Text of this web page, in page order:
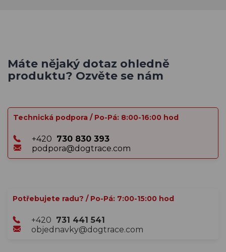
Máte nějaký dotaz ohledně
produktu? Ozvěte se nám
Technická podpora / Po-Pá: 8:00-16:00 hod
+420 730 830 393
podpora@dogtrace.com
Potřebujete radu? / Po-Pá: 7:00-15:00 hod
+420 731 441 541
objednavky@dogtrace.com